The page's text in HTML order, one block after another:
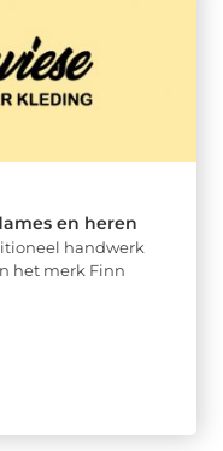
en heren
handwerk
het merk Finn